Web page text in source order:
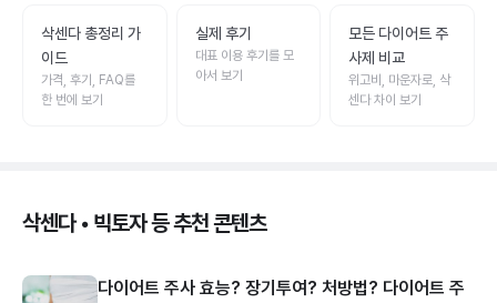
삭센다 총정리 가
이드
가격, 후기, FAQ를
한 번에 보기
실제 후기
대표 이용 후기를 모
아서 보기
모든 다이어트 주
사제 비교
위고비, 마운자로, 삭
센다 차이 보기
삭센다 • 빅토자 등 추천 콘텐츠
다이어트 주사 효능? 장기투여? 처방법? 다이어트 주